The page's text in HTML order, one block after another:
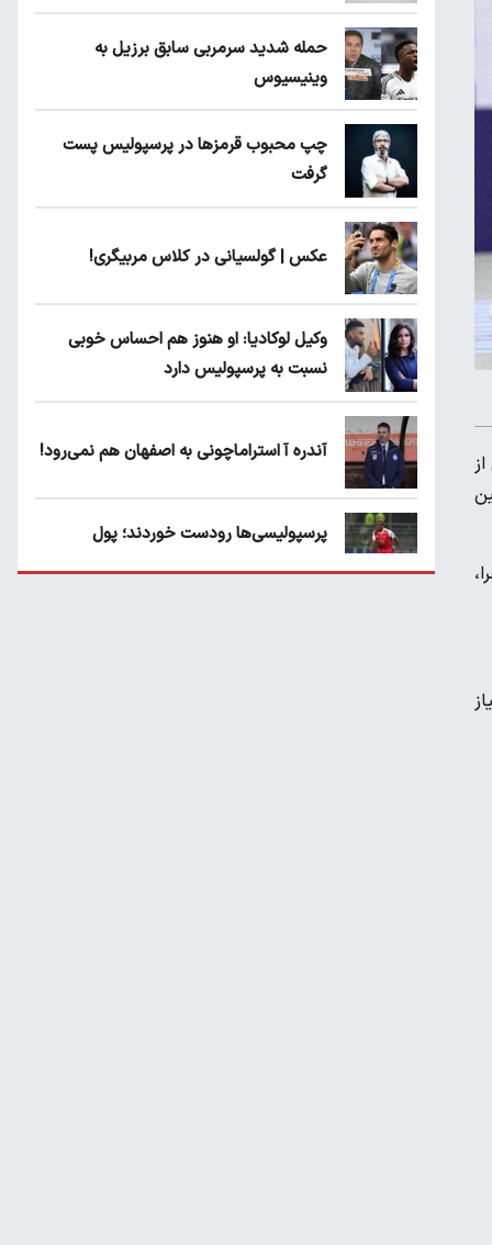
از
حمله شدید سرمربی سابق برزیل به
وینیسیوس
چپ محبوب قرمزها در پرسپولیس پست
گرفت
عکس | گولسیانی در کلاس مربیگری!
وکیل لوکادیا: او هنوز هم احساس خوبی
نسبت به پرسپولیس دارد
آندره آ استراماچونی به اصفهان هم نمی‌رود!
پرسپولیسی‌ها رودست خوردند؛ پول